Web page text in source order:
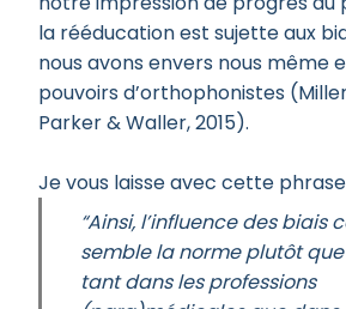
la rééducation est sujette aux
nous avons envers nous même
pouvoirs d’orthophonistes
Parker & Waller, 2015).
Je vous laisse avec cette
“Ainsi, l’influence des biais
semble la norme plutôt que
tant dans les professions